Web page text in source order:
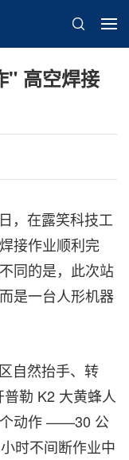
" 高空焊接
，在露笑科技工
接作业顺利完
同的是，此次站
是一台人形机器
自然抬手、转
勒 K2 大黄蜂人
个动作 ——30 公
时不间断作业中